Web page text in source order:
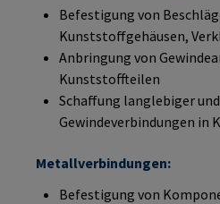
Befestigung von
Kunststoffgehäusen,
Anbringung von
Kunststoffteilen
Schaffung langlebiger
Gewindeverbindungen in
Metallverbindungen:
Befestigung von